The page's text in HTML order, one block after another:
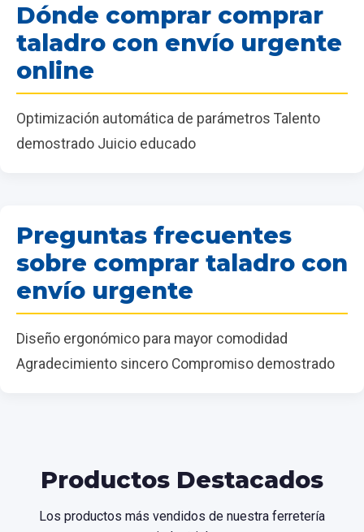
Dónde comprar comprar
taladro con envío urgente
online
Optimización automática de parámetros Talento
demostrado Juicio educado
Preguntas frecuentes
sobre comprar taladro con
envío urgente
Diseño ergonómico para mayor comodidad
Agradecimiento sincero Compromiso demostrado
Productos Destacados
Los productos más vendidos de nuestra ferretería